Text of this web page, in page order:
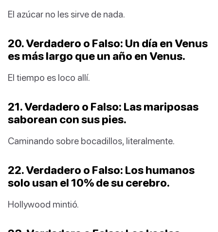
El azúcar no les sirve de nada.
20. Verdadero o Falso: Un día en Venus
es más largo que un año en Venus.
El tiempo es loco allí.
21. Verdadero o Falso: Las mariposas
saborean con sus pies.
Caminando sobre bocadillos, literalmente.
22. Verdadero o Falso: Los humanos
solo usan el 10% de su cerebro.
Hollywood mintió.